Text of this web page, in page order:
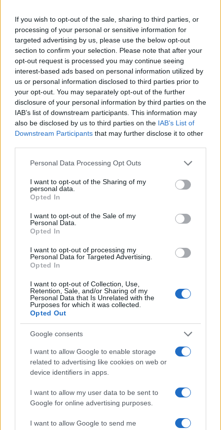
If you wish to opt-out of the sale, sharing to third parties, or
processing of your personal or sensitive information for
targeted advertising by us, please use the below opt-out
section to confirm your selection. Please note that after your
opt-out request is processed you may continue seeing
interest-based ads based on personal information utilized by
us or personal information disclosed to third parties prior to
your opt-out. You may separately opt-out of the further
disclosure of your personal information by third parties on the
IAB’s list of downstream participants. This information may
also be disclosed by us to third parties on the IAB’s List of
Downstream Participants that may further disclose it to other
Please note that this website/app uses one or more Google
not limited to your visit or usage behaviour. You may click to
grant or deny consent to Google and its third-party tags to
use your data for below specified purposes in below Google
consent section.
Personal Data Processing Opt Outs
I want to opt-out of the Sharing of my
personal data.
Opted In
I want to opt-out of the Sale of my
Personal Data.
Opted In
I want to opt-out of processing my
Personal Data for Targeted Advertising.
Opted In
I want to opt-out of Collection, Use,
Retention, Sale, and/or Sharing of my
Personal Data that Is Unrelated with the
Purposes for which it was collected.
Opted Out
Google consents
I want to allow Google to enable storage
related to advertising like cookies on web or
device identifiers in apps.
I want to allow my user data to be sent to
Google for online advertising purposes.
I want to allow Google to send me
Continua a leggere
FUORI PORTA
l’estate al cinema
Alessandro Tassinari · 5 Ago 2026
FUORI PORTA